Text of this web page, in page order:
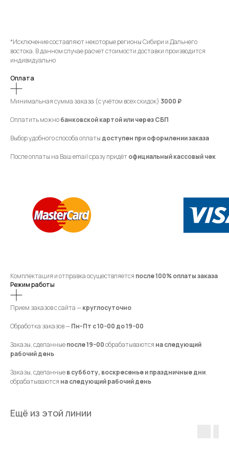
*Исключение составляют некоторые регионы Сибири и Дальнего
востока. В данном случае расчет стоимости доставки производится
индивидуально
Оплата
Минимальная сумма заказа (с учётом всех скидок) 3000 ₽
Оплатить можнобанковской картой или через СБП
Выбор удобного способа оплаты доступен при оформлении заказа
После оплаты на Ваш email сразу придётофициальный кассовый чек
Комплектация и отправка осуществляется после 100% оплаты заказа
Режим работы
Прием заказов с сайта —круглосуточно
Обработка заказов —Пн-Пт с 10−00 до 19−00
Заказы, сделанныепосле 19−00обрабатываются на следующий
рабочий день
Заказы, сделанныев субботу, воскресенье и праздничные дни,
обрабатываются на следующий рабочий день
Ещё из этой линии